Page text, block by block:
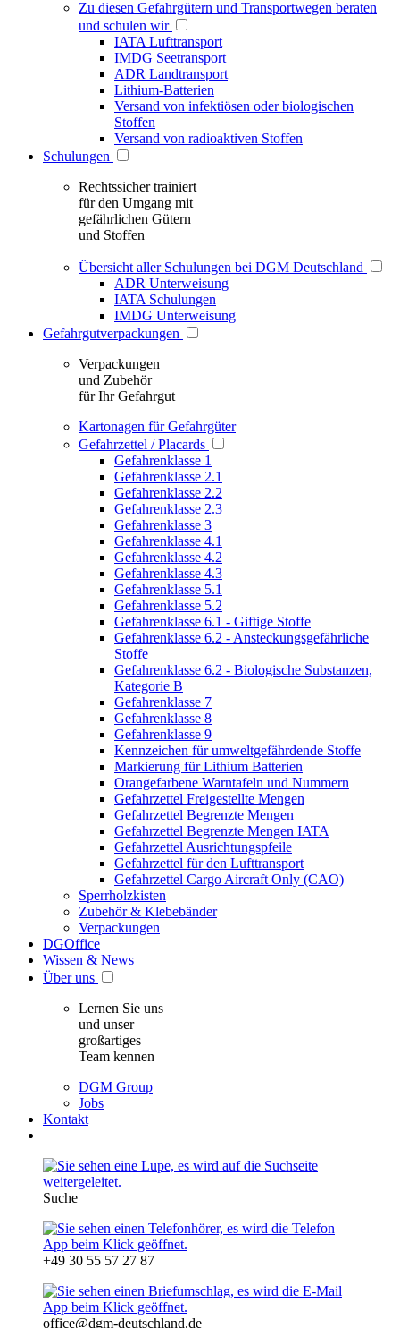
Zu diesen Gefahrgütern und Transportwegen beraten
und schulen wir
IATA Lufttransport
IMDG Seetransport
ADR Landtransport
Lithium-Batterien
Versand von infektiösen oder biologischen
Stoffen
Versand von radioaktiven Stoffen
Schulungen
Rechtssicher trainiert
für den Umgang mit
gefährlichen Gütern
und Stoffen
Übersicht aller Schulungen bei DGM Deutschland
ADR Unterweisung
IATA Schulungen
IMDG Unterweisung
Gefahrgutverpackungen
Verpackungen
und Zubehör
für Ihr Gefahrgut
Kartonagen für Gefahrgüter
Gefahrzettel / Placards
Gefahrenklasse 1
Gefahrenklasse 2.1
Gefahrenklasse 2.2
Gefahrenklasse 2.3
Gefahrenklasse 3
Gefahrenklasse 4.1
Gefahrenklasse 4.2
Gefahrenklasse 4.3
Gefahrenklasse 5.1
Gefahrenklasse 5.2
Gefahrenklasse 6.1 - Giftige Stoffe
Gefahrenklasse 6.2 - Ansteckungsgefährliche
Stoffe
Gefahrenklasse 6.2 - Biologische Substanzen,
Kategorie B
Gefahrenklasse 7
Gefahrenklasse 8
Gefahrenklasse 9
Kennzeichen für umweltgefährdende Stoffe
Markierung für Lithium Batterien
Orangefarbene Warntafeln und Nummern
Gefahrzettel Freigestellte Mengen
Gefahrzettel Begrenzte Mengen
Gefahrzettel Begrenzte Mengen IATA
Gefahrzettel Ausrichtungspfeile
Gefahrzettel für den Lufttransport
Gefahrzettel Cargo Aircraft Only (CAO)
Sperrholzkisten
Zubehör & Klebebänder
Verpackungen
DGOffice
Wissen & News
Über uns
Lernen Sie uns
und unser
großartiges
Team kennen
DGM Group
Jobs
Kontakt
Suche
+49 30 55 57 27 87
office@dgm-deutschland.de